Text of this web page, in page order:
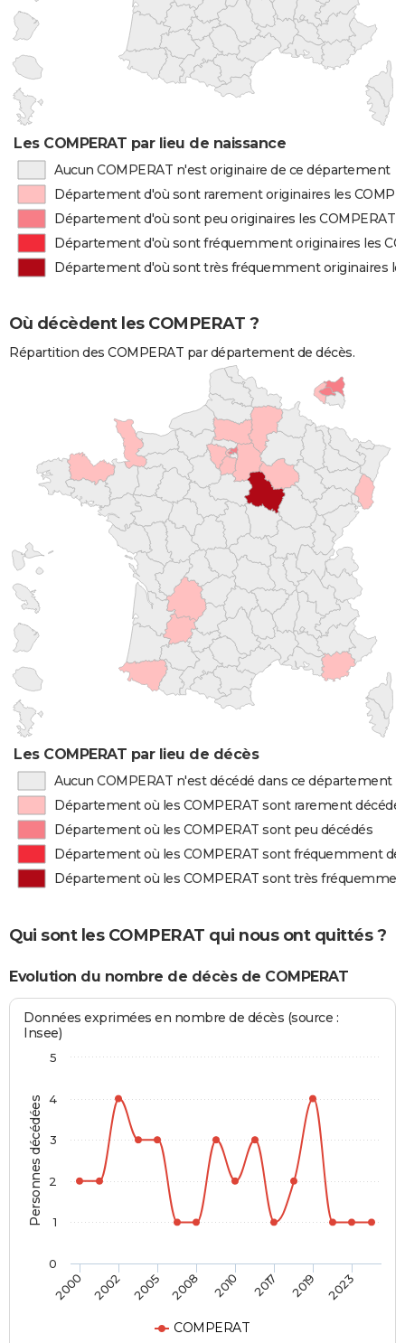
Les COMPERAT par lieu de naissance
Aucun COMPERAT n'est originaire de ce département
Département d'où sont rarement originaires les
Département d'où sont peu originaires les COMPERAT
Département d'où sont fréquemment originaires les
Département d'où sont très fréquemment originaires
Où décèdent les COMPERAT ?
Répartition des COMPERAT par département de décès.
Les COMPERAT par lieu de décès
Aucun COMPERAT n'est décédé dans ce département
Département où les COMPERAT sont rarement
Département où les COMPERAT sont peu décédés
Département où les COMPERAT sont fréquemment
Département où les COMPERAT sont très
Qui sont les COMPERAT qui nous ont quittés ?
Evolution du nombre de décès de COMPERAT
Personnes décédées
Données exprimées en nombre de décès (source :
Insee)
COMPERAT
2000 2002 2005 2008 2010 2017 2019 2023
0
1
2
3
4
5